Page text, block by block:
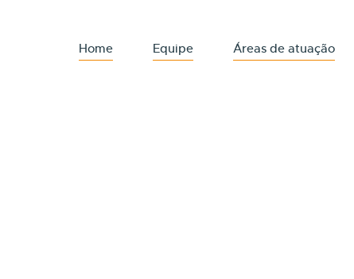
Home Equipe Áreas de atuação